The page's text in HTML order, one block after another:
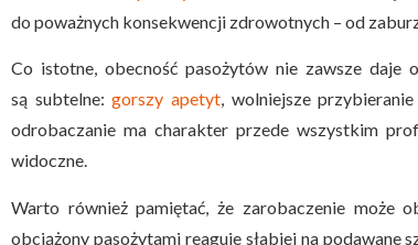
do poważnych konsekwencji zdrowotnych – od
Co istotne, obecność pasożytów nie zawsze daje
są subtelne:gorszy apetyt, wolniejsze
odrobaczanie ma charakter przede wszystkim
widoczne.
Warto również pamiętać, że zarobaczenie może
obciążony pasożytami reaguje słabiej na